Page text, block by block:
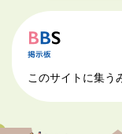
このサイトに集う